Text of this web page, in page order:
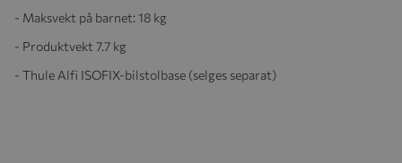
- Maksvekt på barnet: 18 kg
- Produktvekt 7.7 kg
- Thule Alfi ISOFIX-bilstolbase (selges separat)